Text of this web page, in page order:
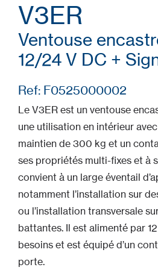
V3ER
Ventouse
12/24 V DC +
Ref: F0525000002
Le V3ER est un ventouse
une utilisation en intérieur
maintien de 300 kg et un
ses propriétés multi-fixes et à
convient à un large éventail
notamment l’installation sur
ou l’installation transversale
battantes. Il est alimenté par
besoins et est équipé d’un
porte.